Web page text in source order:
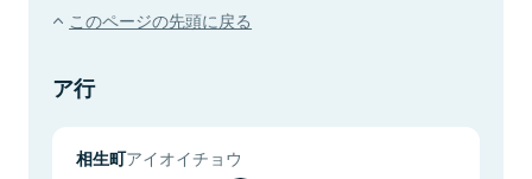
このページの先頭に戻る
ア行
相生町アイオイチョウ